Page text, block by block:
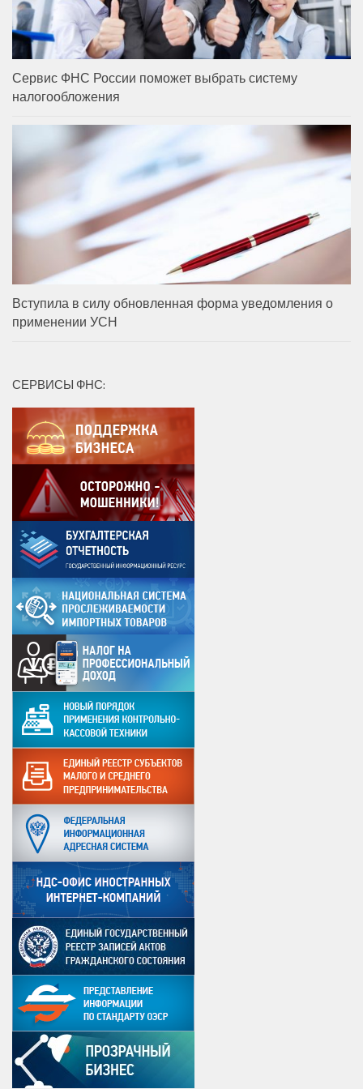
Сервис ФНС России поможет выбрать систему
налогообложения
Вступила в силу обновленная форма уведомления о
применении УСН
СЕРВИСЫ ФНС: